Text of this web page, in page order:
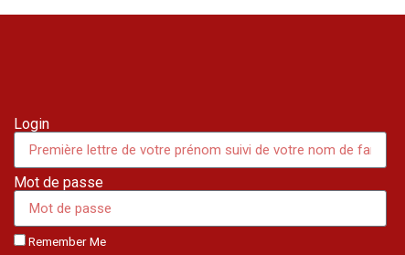
Login
Mot de passe
Remember Me